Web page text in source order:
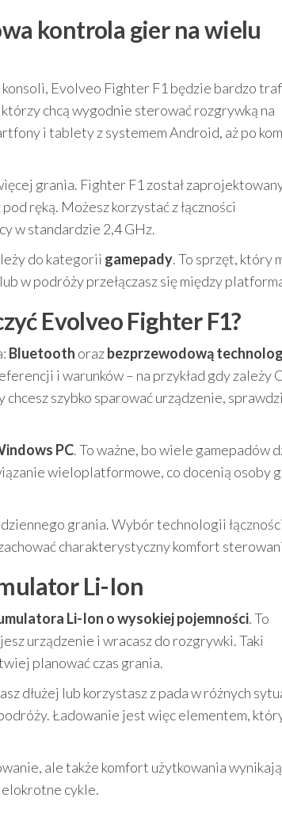
kontrola gier na wielu
Evolveo Fighter F1 będzie bardzo
chcą wygodnie sterować rozgrywką na
i tablety z systemem Android, aż po
grania. Fighter F1 został
ręką. Możesz korzystać z łączności
w standardzie 2,4 GHz.
do kategorii gamepady. To sprzęt, który
w podróży przełączasz się między
Evolveo Fighter F1?
Bluetooth orazbezprzewodową
i warunków – na przykład gdy zależy
szybko sparować urządzenie,
PC. To ważne, bo wiele gamepadów
wieloplatformowe, co docenią osoby
grania. Wybór technologii łączności
charakterystyczny komfort
Li-Ion
Li-Ion o wysokiej pojemności. To
urządzenie i wracasz do rozgrywki. Taki
planować czas grania.
dłużej lub korzystasz z pada w różnych
Ładowanie jest więc elementem,
ale także komfort użytkowania
cykle.